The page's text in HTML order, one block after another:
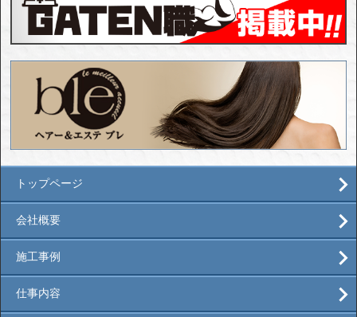
トップページ
会社概要
施工事例
仕事内容